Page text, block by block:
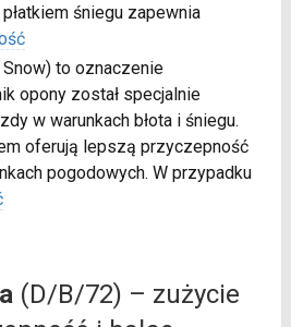
śniegu zapewnia
Snow) to oznaczenie
opony został specjalnie
w warunkach błota i śniegu.
oferują lepszą przyczepność
pogodowych. W przypadku
(D/B/72) – zużycie